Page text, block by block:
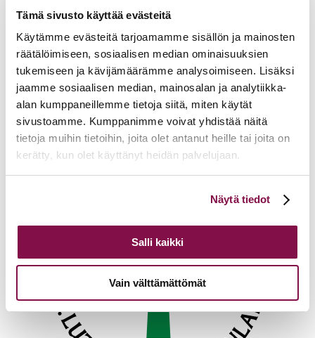
Tämä sivusto käyttää evästeitä
Käytämme evästeitä tarjoamamme sisällön ja mainosten
räätälöimiseen, sosiaalisen median ominaisuuksien
tukemiseen ja kävijämäärämme analysoimiseen. Lisäksi
jaamme sosiaalisen median, mainosalan ja analytiikka-
alan kumppaneillemme tietoja siitä, miten käytät
sivustoamme. Kumppanimme voivat yhdistää näitä
tietoja muihin tietoihin, joita olet antanut heille tai joita on
kerätty, kun olet käyttänyt heidän palvelujaan.
linkistä.
Näytä tiedot
Salli kaikki
Vain välttämättömät
Tuomiokapitulin istunto 19.08.2026
Ikkunoita kristilliseen spiritualiteettiin: Matkakumppanuuden päivä
runojen, taiteen ja luonnon äärellä 25.08.2026
Toimistoväen verkostotapaaminen 08.09.2026
Takaisin tapahtumiin